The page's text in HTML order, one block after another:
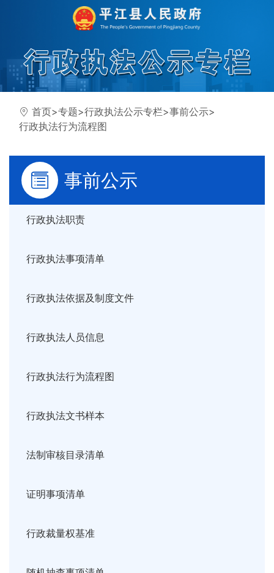
首页>专题>行政执法公示专栏>事前公示>
行政执法行为流程图
事前公示
行政执法职责
行政执法事项清单
行政执法依据及制度文件
行政执法人员信息
行政执法行为流程图
行政执法文书样本
法制审核目录清单
证明事项清单
行政裁量权基准